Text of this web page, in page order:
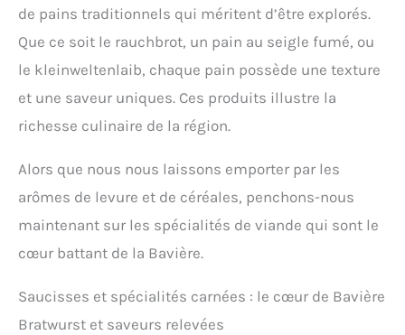
de pains traditionnels qui méritent d’être explorés.
Que ce soit le rauchbrot, un pain au seigle fumé, ou
le kleinweltenlaib, chaque pain possède une texture
et une saveur uniques. Ces produits illustre la
richesse culinaire de la région.
Alors que nous nous laissons emporter par les
arômes de levure et de céréales, penchons-nous
maintenant sur les spécialités de viande qui sont le
cœur battant de la Bavière.
Saucisses et spécialités carnées : le cœur de Bavière
Bratwurst et saveurs relevées